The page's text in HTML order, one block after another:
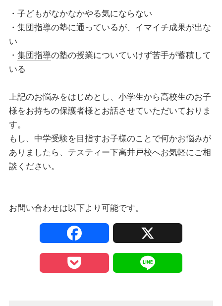
・子どもがなかなかやる気にならない
・ 集団指導の塾に通っているが、イマイチ成果が出な
い
・ 集団指導の塾の授業についていけず苦手が蓄積して
いる
上記のお悩みをはじめとし、小学生から高校生のお子
様をお持ちの保護者様とお話させていただいておりま
す。
もし、中学受験を目指すお子様のことで何かお悩みが
ありましたら、テスティー下高井戸校へお気軽にご相
談ください。
お問い合わせは以下より可能です。